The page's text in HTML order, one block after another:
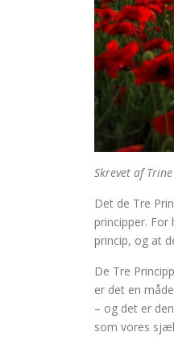
Skrevet af
Det de Tre
principper. For
princip, og at
De Tre
er det en
– og det er
som vores